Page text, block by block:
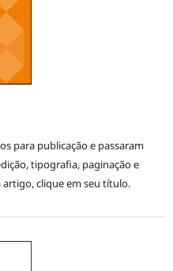
para publicação e passaram
tipografia, paginação e
artigo, clique em seu título.